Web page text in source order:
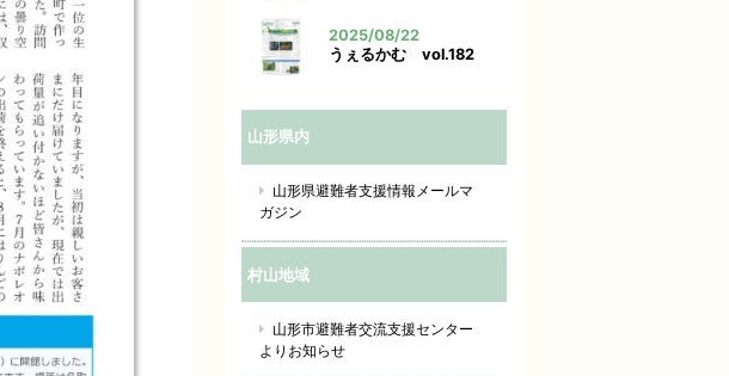
2025/08/22
うぇるかむ vol.182
山形県内
山形県避難者支援情報メールマ
ガジン
村山地域
山形市避難者交流支援センター
よりお知らせ